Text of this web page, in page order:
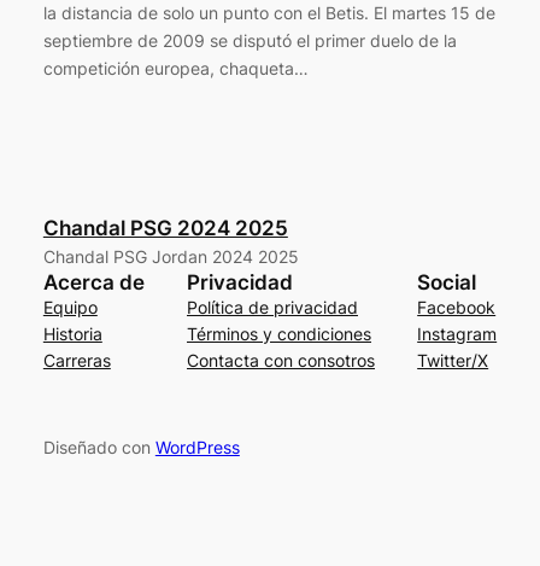
la distancia de solo un punto con el Betis. El martes 15 de
septiembre de 2009 se disputó el primer duelo de la
competición europea, chaqueta…
Chandal PSG 2024 2025
Chandal PSG Jordan 2024 2025
Acerca de
Equipo
Historia
Carreras
Privacidad
Política de privacidad
Términos y condiciones
Contacta con consotros
Social
Facebook
Instagram
Twitter/X
Diseñado con WordPress